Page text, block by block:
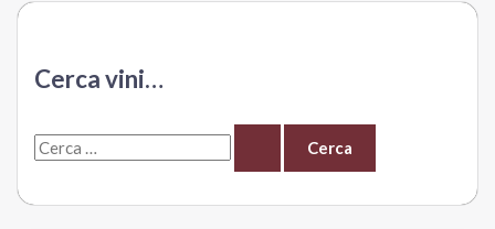
Cerca vini…
C
r